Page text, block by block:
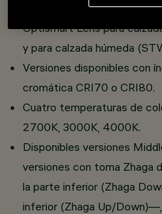
Street está equipado con
Optismart Lens para
y para calzada húmeda
Versiones disponibles con
cromática CRI70 o CRI80.
Cuatro temperaturas de
2700K, 3000K, 4000K.
Disponibles versiones
versiones con toma Zhaga
la parte inferior (Zhaga
inferior (Zhaga Up/